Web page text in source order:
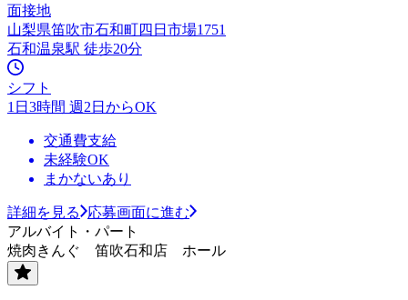
面接地
山梨県笛吹市石和町四日市場1751
石和温泉駅 徒歩20分
シフト
1日3時間 週2日からOK
交通費支給
未経験OK
まかないあり
詳細を見る
応募画面に進む
アルバイト・パート
焼肉きんぐ 笛吹石和店 ホール